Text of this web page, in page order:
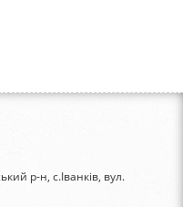
р-н, с.Іванків, вул.